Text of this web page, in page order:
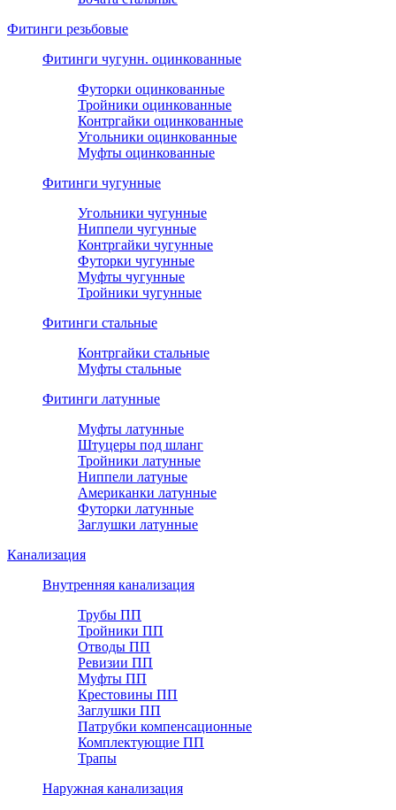
Фитинги резьбовые
Фитинги чугунн. оцинкованные
Футорки оцинкованные
Тройники оцинкованные
Контргайки оцинкованные
Угольники оцинкованные
Муфты оцинкованные
Фитинги чугунные
Угольники чугунные
Ниппели чугунные
Контргайки чугунные
Футорки чугунные
Муфты чугунные
Тройники чугунные
Фитинги стальные
Контргайки стальные
Муфты стальные
Фитинги латунные
Муфты латунные
Штуцеры под шланг
Тройники латунные
Ниппели латуные
Американки латунные
Футорки латунные
Заглушки латунные
Канализация
Внутренняя канализация
Трубы ПП
Тройники ПП
Отводы ПП
Ревизии ПП
Муфты ПП
Крестовины ПП
Заглушки ПП
Патрубки компенсационные
Комплектующие ПП
Трапы
Наружная канализация